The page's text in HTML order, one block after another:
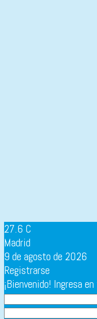
27.6 C
Madrid
9 de agosto de 2026
Registrarse
¡Bienvenido! Ingresa